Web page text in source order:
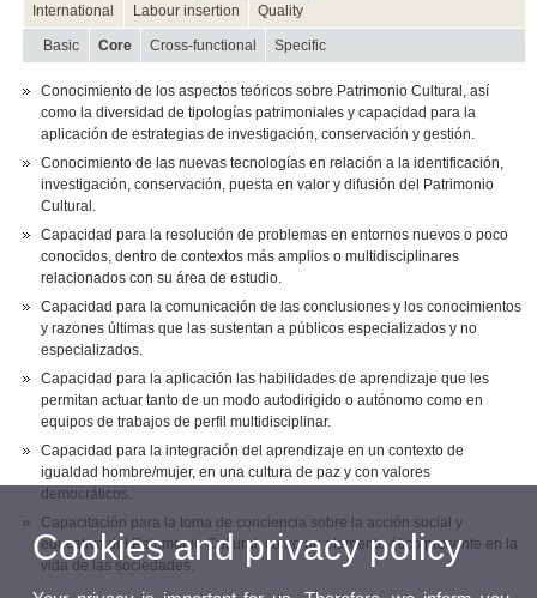
International
Labour insertion Quality
Basic Core Cross-functional Specific
Conocimiento de los aspectos teóricos sobre Patrimonio Cultural, así
como la diversidad de tipologías patrimoniales y capacidad para la
aplicación de estrategias de investigación, conservación y gestión.
Conocimiento de las nuevas tecnologías en relación a la identificación,
investigación, conservación, puesta en valor y difusión del Patrimonio
Cultural.
Capacidad para la resolución de problemas en entornos nuevos o poco
conocidos, dentro de contextos más amplios o multidisciplinares
relacionados con su área de estudio.
Capacidad para la comunicación de las conclusiones y los conocimientos
y razones últimas que las sustentan a públicos especializados y no
especializados.
Capacidad para la aplicación las habilidades de aprendizaje que les
permitan actuar tanto de un modo autodirigido o autónomo como en
equipos de trabajos de perfil multidisciplinar.
Capacidad para la integración del aprendizaje en un contexto de
igualdad hombre/mujer, en una cultura de paz y con valores
democráticos.
Capacitación para la toma de conciencia sobre la acción social y
educativa del Patrimonio Cultural, como un elemento ético presente en la
vida de las sociedades.
Cookies and privacy policy